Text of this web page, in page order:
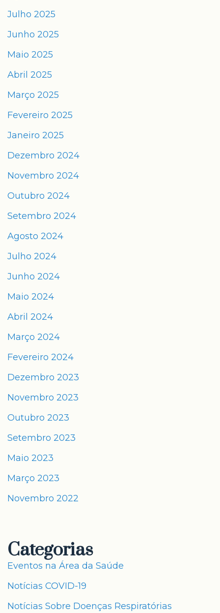
Julho 2025
Junho 2025
Maio 2025
Abril 2025
Março 2025
Fevereiro 2025
Janeiro 2025
Dezembro 2024
Novembro 2024
Outubro 2024
Setembro 2024
Agosto 2024
Julho 2024
Junho 2024
Maio 2024
Abril 2024
Março 2024
Fevereiro 2024
Dezembro 2023
Novembro 2023
Outubro 2023
Setembro 2023
Maio 2023
Março 2023
Novembro 2022
Categorias
Eventos na Área da Saúde
Notícias COVID-19
Notícias Sobre Doenças Respiratórias